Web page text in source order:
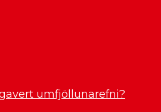
umfjöllunarefni?